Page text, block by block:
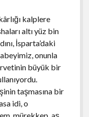
kalplere
altı yüz bin
İsparta’daki
onunla
büyük bir
taşmasına bir
idi, o
mürekkep, aş,